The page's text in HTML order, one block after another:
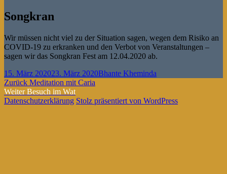
Songkran
Wir müssen nicht viel zu der Situation sagen, wegen dem Risiko an
COVID-19 zu erkranken und den Verbot von Veranstaltungen –
sagen wir das Songkran Fest am 12.04.2020 ab.
Veröffentlicht
am
15. März 202023. März 2020Autor
Bhante Kheminda
Beitragsnavigation
Zurück Vorheriger
Beitrag:
Meditation mit Caria
Weiter Nächster
Beitrag:
Besuch im Wat
Datenschutzerklärung Stolz präsentiert von WordPress